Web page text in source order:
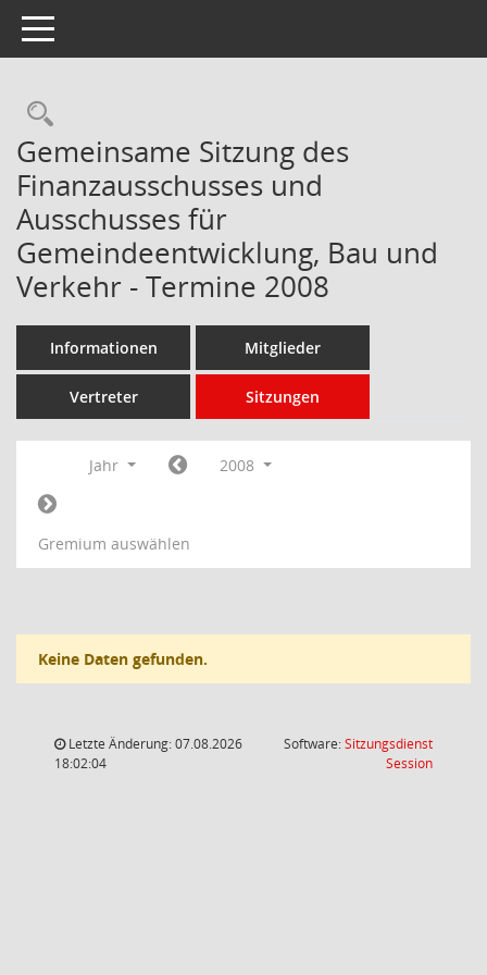
Toggle navigation
Rechercheauswahl
Gemeinsame Sitzung des
Finanzausschusses und
Ausschusses für
Gemeindeentwicklung, Bau und
Verkehr - Termine 2008
Informationen Mitglieder
Vertreter Sitzungen
Jahr 2008
Gremium auswählen
Keine Daten gefunden.
Letzte Änderung: 07.08.2026
18:02:04
Software:Sitzungsdienst
Session(Wird in